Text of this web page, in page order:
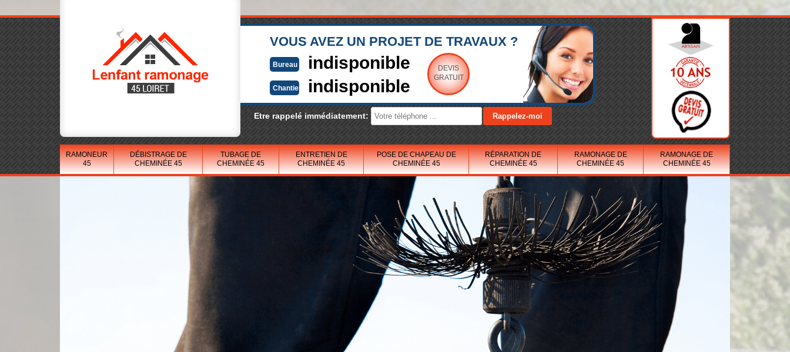
VOUS AVEZ UN PROJET DE TRAVAUX ?
Bureau indisponible
Chantier indisponible
DEVIS
GRATUIT
Etre rappelé immédiatement:
RAMONEUR
45
DÉBISTRAGE DE
CHEMINÉE 45
TUBAGE DE
CHEMINÉE 45
ENTRETIEN DE
CHEMINÉE 45
POSE DE CHAPEAU DE
CHEMINÉE 45
RÉPARATION DE
CHEMINÉE 45
RAMONAGE DE
CHEMINÉE 45
RAMONAGE DE
CHEMINÉE 45